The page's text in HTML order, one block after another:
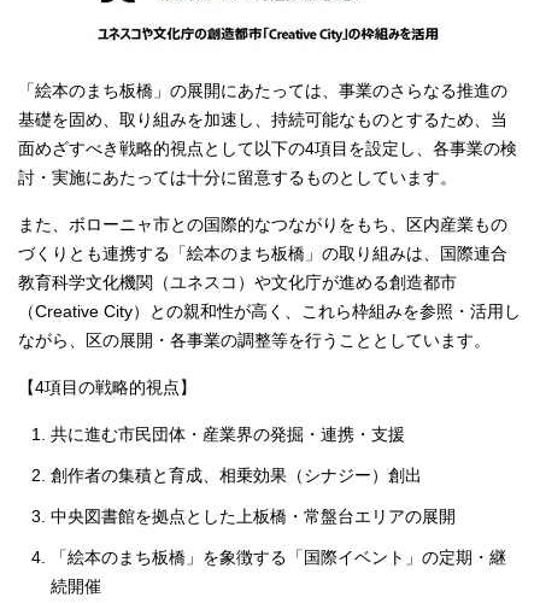
「絵本のまち板橋」の展開にあたっては、事業のさらなる推進の
基礎を固め、取り組みを加速し、持続可能なものとするため、当
面めざすべき戦略的視点として以下の4項目を設定し、各事業の検
討・実施にあたっては十分に留意するものとしています。
また、ボローニャ市との国際的なつながりをもち、区内産業もの
づくりとも連携する「絵本のまち板橋」の取り組みは、国際連合
教育科学文化機関（ユネスコ）や文化庁が進める創造都市
（Creative City）との親和性が高く、これら枠組みを参照・活用し
ながら、区の展開・各事業の調整等を行うこととしています。
【4項目の戦略的視点】
共に進む市民団体・産業界の発掘・連携・支援
創作者の集積と育成、相乗効果（シナジー）創出
中央図書館を拠点とした上板橋・常盤台エリアの展開
「絵本のまち板橋」を象徴する「国際イベント」の定期・継
続開催